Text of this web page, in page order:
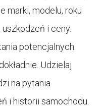
marki, modelu, roku
i ceny.
potencjalnych
Udzielaj
na pytania
i historii samochodu.